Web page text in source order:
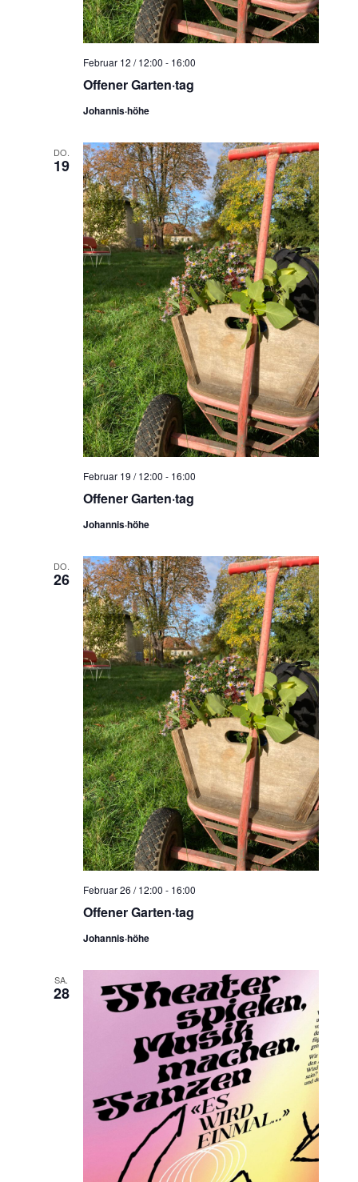
Offener Garten·tag
Februar 12 / 12:00 - 16:00
Johannis·höhe
DO.
19
Offener Garten·tag
Februar 19 / 12:00 - 16:00
Johannis·höhe
DO.
26
Offener Garten·tag
Februar 26 / 12:00 - 16:00
Johannis·höhe
SA.
28